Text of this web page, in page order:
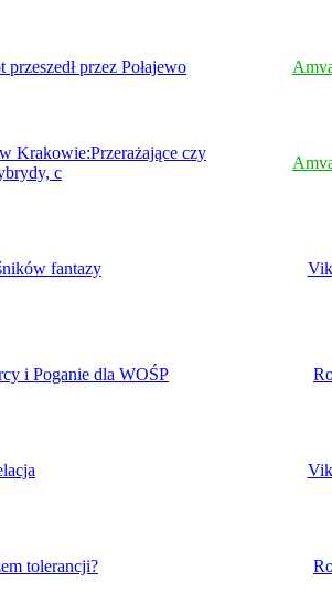
przez Połajewo
Krakowie:Przerażające czy
c
fantazy
i Poganie dla WOŚP
tolerancji?